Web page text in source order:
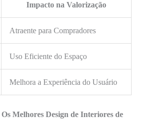
Impacto na Valorização
Atraente para Compradores
Uso Eficiente do Espaço
Melhora a Experiência do Usuário
Os Melhores Design de Interiores de